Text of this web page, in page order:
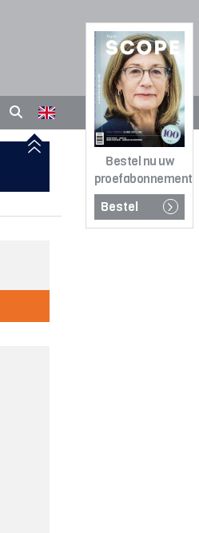
Bestel nu uw
proefabonnement
Bestel